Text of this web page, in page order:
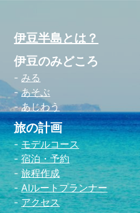
伊豆半島とは？
伊豆のみどころ
みる
あそぶ
あじわう
旅の計画
モデルコース
宿泊・予約
旅程作成
AIルートプランナー
アクセス